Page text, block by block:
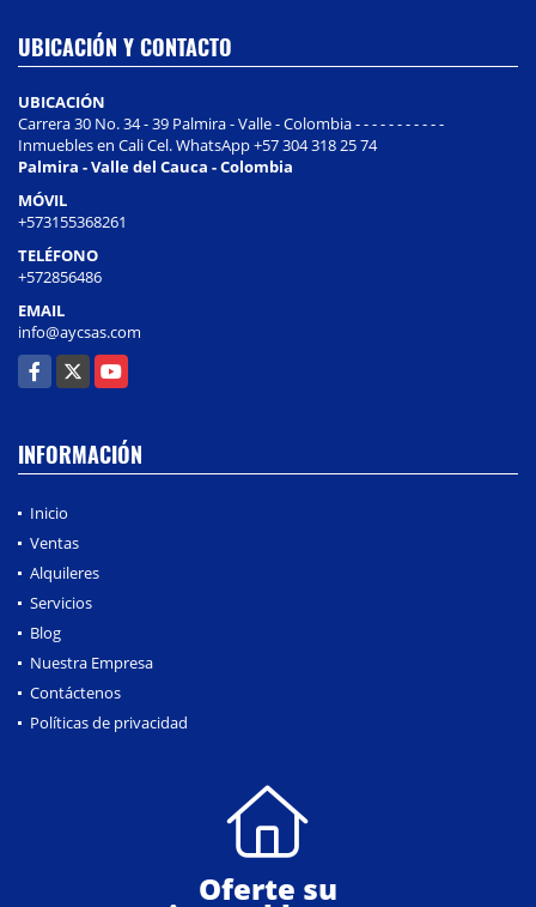
UBICACIÓN Y CONTACTO
UBICACIÓN
Carrera 30 No. 34 - 39 Palmira - Valle - Colombia - - - - - - - - - - -
Inmuebles en Cali Cel. WhatsApp +57 304 318 25 74
Palmira - Valle del Cauca - Colombia
MÓVIL
+573155368261
TELÉFONO
+572856486
EMAIL
info@aycsas.com
Facebook
X YouTube
INFORMACIÓN
Inicio
Ventas
Alquileres
Servicios
Blog
Nuestra Empresa
Contáctenos
Políticas de privacidad
Oferte su